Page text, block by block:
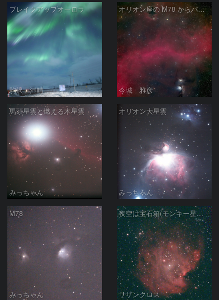
ブレイクアップオーロラ
駒沢 満晴
オリオン座の M78 からバーナードループをまたいで LDN1622あたり
今城 雅彦
馬頭星雲と燃える木星雲
みっちゃん
オリオン大星雲
みっちゃん
M78
みっちゃん
夜空は宝石箱(モンキー星雲 NGC2174) Seestar50
サザンクロス